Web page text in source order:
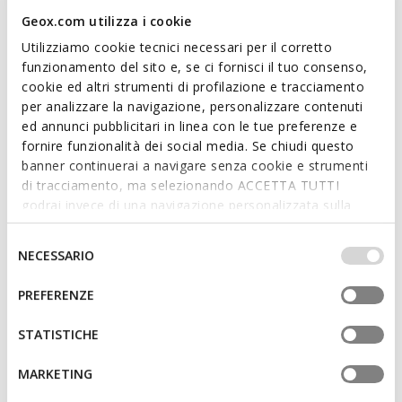
Geox.com utilizza i cookie
Utilizziamo cookie tecnici necessari per il corretto
funzionamento del sito e, se ci fornisci il tuo consenso,
cookie ed altri strumenti di profilazione e tracciamento
per analizzare la navigazione, personalizzare contenuti
ed annunci pubblicitari in linea con le tue preferenze e
fornire funzionalità dei social media. Se chiudi questo
banner continuerai a navigare senza cookie e strumenti
di tracciamento, ma selezionando ACCETTA TUTTI
godrai invece di una navigazione personalizzata sulla
base dei tuoi gusti ed interessi. Selezionando
IMPOSTAZIONI potrai anche scegliere quali cookies ed
altri strumenti di tracciamento autorizzare. Per maggiori
informazioni o per modificare in qualsiasi momento le
tue impostazioni, visita la nostra
del
consenso
NECESSARIO
PREFERENZE
STATISTICHE
MARKETING
ONLINE EXCLUSIVE
SANDAL IUPIDOO NEONATA
Sandali primi passi con strappo
€33,05
2 COLORI
€47,90 Prezzo di listino
-31%
€33,53Prezzo precedente -1%
SANDAL MACCHIA NEONATA
Sandali primi passi con strappo
1 COLORE
€52,90 Prezzo di listino
-26%
€39,67 Prezzo precedente -1%